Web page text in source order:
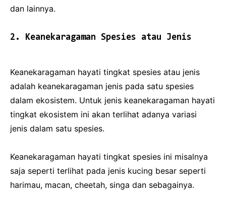
dan lainnya.
2. Keanekaragaman Spesies atau Jenis
Keanekaragaman hayati tingkat spesies atau jenis
adalah keanekaragaman jenis pada satu spesies
dalam ekosistem. Untuk jenis keanekaragaman hayati
tingkat ekosistem ini akan terlihat adanya variasi
jenis dalam satu spesies.
Keanekaragaman hayati tingkat spesies ini misalnya
saja seperti terlihat pada jenis kucing besar seperti
harimau, macan, cheetah, singa dan sebagainya.